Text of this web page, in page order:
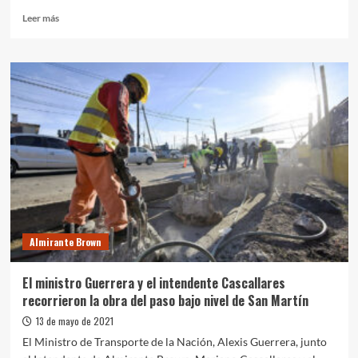
Leer másLeer
Massa:
“Transformar
los
planes
sociales
en
empleo
genuino
darle
dignidad
a
nuestra
gente”
Almirante Brown
El ministro Guerrera y el intendente Cascallares
recorrieron la obra del paso bajo nivel de San Martín
13 de mayo de 2021
El Ministro de Transporte de la Nación, Alexis Guerrera, junto